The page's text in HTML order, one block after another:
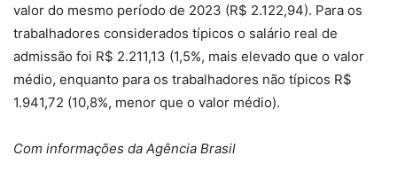
valor do mesmo período de 2023 (R$ 2.122,94). Para os
trabalhadores considerados típicos o salário real de
admissão foi R$ 2.211,13 (1,5%, mais elevado que o valor
médio, enquanto para os trabalhadores não típicos R$
1.941,72 (10,8%, menor que o valor médio).
Com informações da Agência Brasil